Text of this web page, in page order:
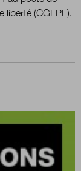
liberté (CGLPL).